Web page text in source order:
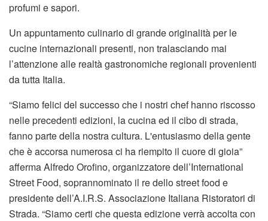
profumi e sapori.
Un appuntamento culinario di grande originalità per le
cucine internazionali presenti, non tralasciando mai
l’attenzione alle realtà gastronomiche regionali provenienti
da tutta Italia.
“Siamo felici del successo che i nostri chef hanno riscosso
nelle precedenti edizioni, la cucina ed il cibo di strada,
fanno parte della nostra cultura. L'entusiasmo della gente
che è accorsa numerosa ci ha riempito il cuore di gioia”
afferma Alfredo Orofino, organizzatore dell’International
Street Food, soprannominato il re dello street food e
presidente dell’A.I.R.S. Associazione Italiana Ristoratori di
Strada. “Siamo certi che questa edizione verrà accolta con